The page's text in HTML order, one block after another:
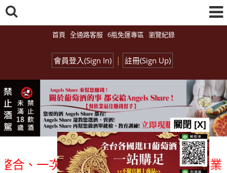
首頁 全通路客服 6瓶免運專區 瀏覽紀錄
會員登入(Sign In) | 註冊(Sign Up)
一次購足」各國進口酒類商品 專業詢(
關閉 [X]